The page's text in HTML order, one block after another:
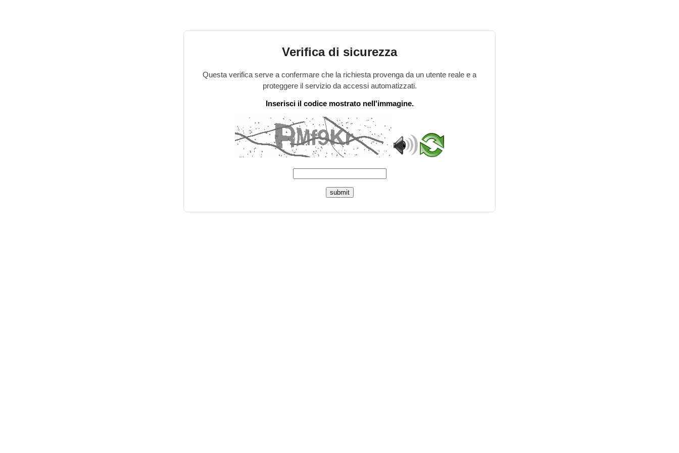
Verifica di sicurezza
Questa verifica serve a confermare che la richiesta provenga da un utente reale e a
proteggere il servizio da accessi automatizzati.
Inserisci il codice mostrato nell'immagine.
submit